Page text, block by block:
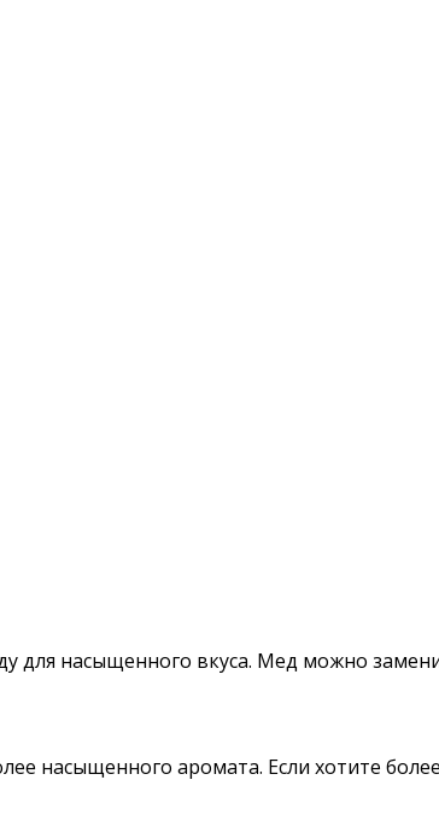
насыщенного вкуса. Мед можно
насыщенного аромата. Если хотите